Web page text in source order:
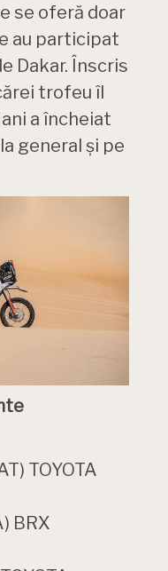
se oferă doar
au participat
Dakar. Înscris
trofeu îl
a încheiat
general și pe
TOYOTA
BRX